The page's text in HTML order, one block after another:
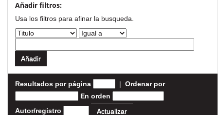
Añadir filtros:
Usa los filtros para afinar la busqueda.
Resultados por página | Ordenar por
En orden
Autor/registro